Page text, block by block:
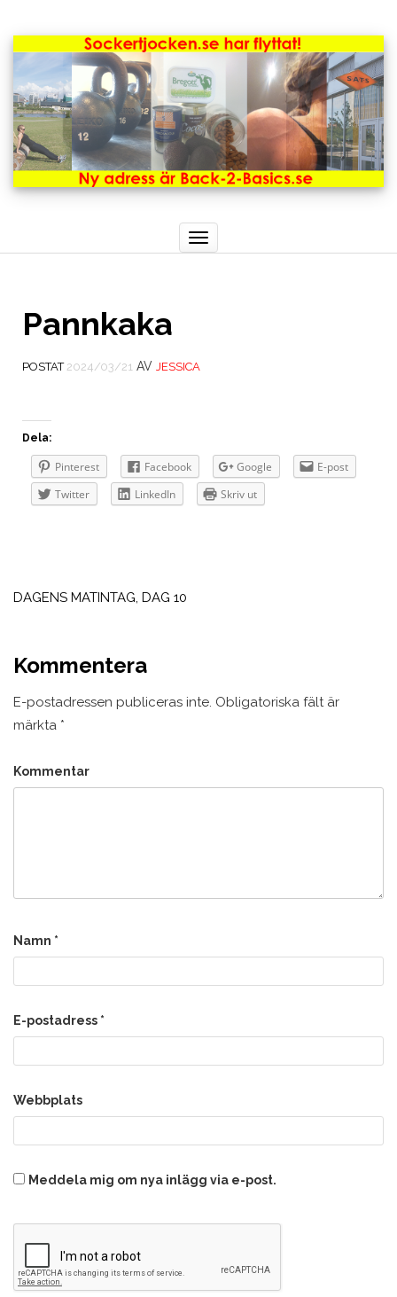
Toggle
navigation
Pannkaka
POSTAT 2024/03/21 AV JESSICA
Dela:
Pinterest Facebook Google
E-post
Twitter
LinkedIn Skriv ut
DAGENS MATINTAG, DAG 10
Kommentera
E-postadressen publiceras inte. Obligatoriska fält är
märkta *
Kommentar
Namn *
E-postadress *
Webbplats
Meddela mig om nya inlägg via e-post.